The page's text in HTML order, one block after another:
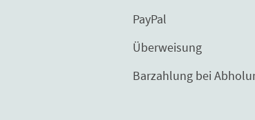
PayPal
Überweisung
Barzahlung bei